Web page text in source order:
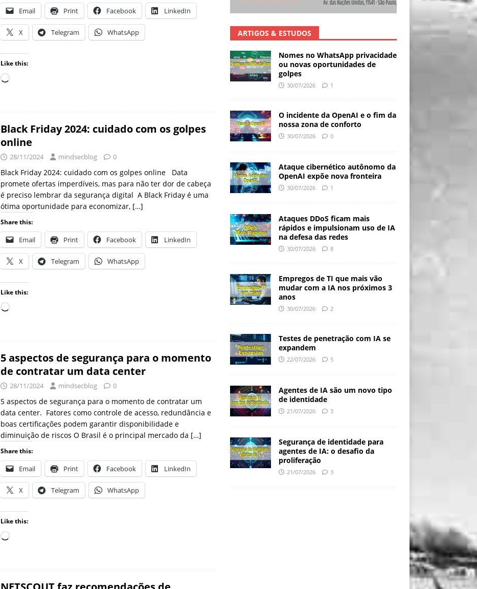
Email Print Facebook LinkedIn
X Telegram WhatsApp
Like this:
Black Friday 2024: cuidado com os golpes
online
28/11/2024 mindsecblog 0
Black Friday 2024: cuidado com os golpes online Data
promete ofertas imperdíveis, mas para não ter dor de cabeça
é preciso lembrar da segurança digital A Black Friday é uma
ótima oportunidade para economizar, […]
Share this:
Email Print Facebook LinkedIn
X Telegram WhatsApp
Like this:
5 aspectos de segurança para o momento
de contratar um data center
28/11/2024 mindsecblog 0
5 aspectos de segurança para o momento de contratar um
data center. Fatores como controle de acesso, redundância e
boas certificações podem garantir disponibilidade e
diminuição de riscos O Brasil é o principal mercado da […]
Share this:
Email Print Facebook LinkedIn
X Telegram WhatsApp
Like this:
ARTIGOS & ESTUDOS
Nomes no WhatsApp privacidade
ou novas oportunidades de
golpes
30/07/2026 1
O incidente da OpenAI e o fim da
nossa zona de conforto
30/07/2026 0
Ataque cibernético autônomo da
OpenAI expõe nova fronteira
30/07/2026 1
Ataques DDoS ficam mais
rápidos e impulsionam uso de IA
na defesa das redes
30/07/2026 8
Empregos de TI que mais vão
mudar com a IA nos próximos 3
anos
30/07/2026 2
Testes de penetração com IA se
expandem
22/07/2026 5
Agentes de IA são um novo tipo
de identidade
21/07/2026 3
Segurança de identidade para
agentes de IA: o desafio da
proliferação
21/07/2026 3